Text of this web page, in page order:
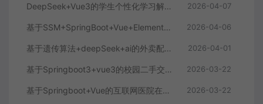
DeepSeek+Vue3的学生个性化学习解答AI系统 2026-04-07
基于SSM+SpringBoot+Vue+ElementPlus的聊天im系统 2026-04-06
基于遗传算法+deepSeek+ai的外卖配送系统 2026-04-01
基于Springboot3+vue3的校园二手交易平台 2026-03-22
基于Springboot+Vue的互联网医院在线问诊系统 2026-03-22